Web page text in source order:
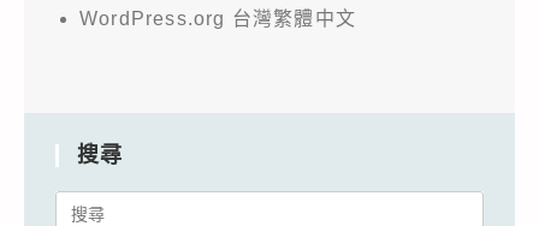
WordPress.org 台灣繁體中文
搜尋
Search